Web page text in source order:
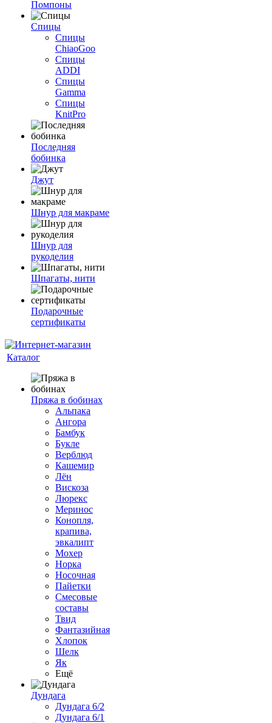
Помпоны
Спицы
Спицы
ChiaoGoo
Спицы
ADDI
Спицы
Gamma
Спицы
KnitPro
Последняя
бобинка
Джут
Шнур для макраме
Шнур для
рукоделия
Шпагаты, нити
Подарочные
сертификаты
Каталог
Пряжа в бобинах
Альпака
Ангора
Бамбук
Букле
Верблюд
Кашемир
Лён
Вискоза
Люрекс
Меринос
Конопля,
крапива,
эвкалипт
Мохер
Норка
Носочная
Пайетки
Смесовые
составы
Твид
Фантазийная
Хлопок
Шелк
Як
Ещё
Дундага
Дундага 6/2
Дундага 6/1